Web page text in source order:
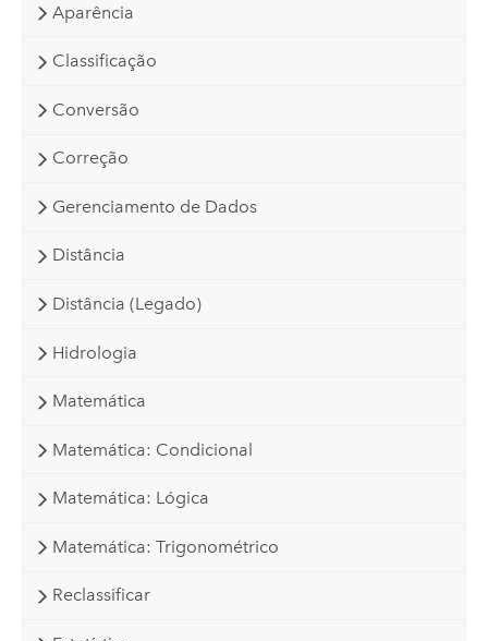
Aparência
Classificação
Conversão
Correção
Gerenciamento de Dados
Distância
Distância (Legado)
Hidrologia
Matemática
Matemática: Condicional
Matemática: Lógica
Matemática: Trigonométrico
Reclassificar